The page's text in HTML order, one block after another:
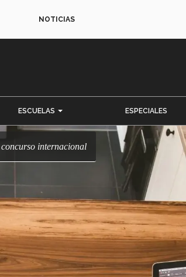
NOTICIAS
ESCUELAS ESPECIALES
concurso internacional